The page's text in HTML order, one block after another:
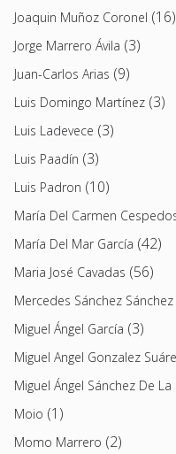
Joaquin Muñoz Coronel (16)
Jorge Marrero Ávila (3)
Juan-Carlos Arias (9)
Luis Domingo Martínez (3)
Luis Ladevece (3)
Luis Paadín (3)
Luis Padron (10)
María Del Carmen
María Del Mar García (42)
Maria José Cavadas (56)
Mercedes Sánchez Sánchez
Miguel Ángel García (3)
Miguel Angel Gonzalez
Miguel Ángel Sánchez De
Moio (1)
Momo Marrero (2)